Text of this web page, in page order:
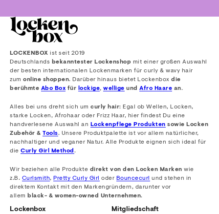
LOCKENBOX ist seit 2019
Deutschlands bekanntester Lockenshop mit einer großen Auswahl
der besten internationalen Lockenmarken für curly & wavy hair
zum online shoppen. Darüber hinaus bietet Lockenbox die
berühmte Abo Box für lockige, wellige und Afro Haare an.
Alles bei uns dreht sich um curly hair: Egal ob Wellen, Locken,
starke Locken, Afrohaar oder Frizz Haar, hier findest Du eine
handverlesene Auswahl an Lockenpflege Produkten sowie Locken
Zubehör & Tools. Unsere Produktpalette ist vor allem natürlicher,
nachhaltiger und veganer Natur. Alle Produkte eignen sich ideal für
die Curly Girl Method .
Wir beziehen alle Produkte direkt von den Locken Marken wie
z.B. Curlsmith, Pretty Curly Girl oder Bouncecurl und stehen in
direktem Kontakt mit den Markengründern, darunter vor
allem black- & women-owned Unternehmen.
Lockenbox Mitgliedschaft